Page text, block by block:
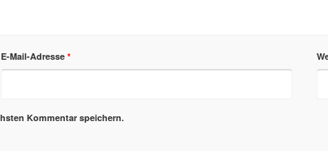
E-Mail-Adresse *
Kommentar speichern.